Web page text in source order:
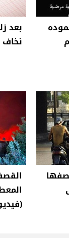
بعد
نخاف
نصفها